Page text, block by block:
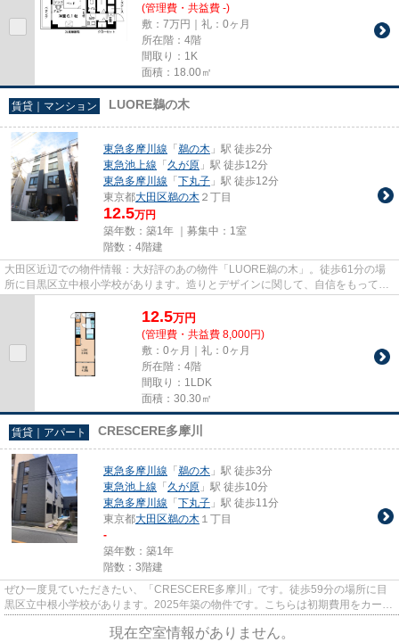
(管理費・共益費 -)
敷：7万円｜礼：0ヶ月
所在階：4階
間取り：1K
面積：18.00㎡
賃貸｜マンション LUORE鵜の木
東急多摩川線 「 鵜の木 」駅 徒歩2分
東急池上線 「 久が原 」駅 徒歩12分
東急多摩川線 「 下丸子 」駅 徒歩12分
東京都大田区鵜の木 ２丁目
12.5万円
築年数：築1年 ｜募集中： 1室
階数：4階建
大田区近辺での物件情報：大好評のあの物件「LUORE鵜の木」。徒歩61分の場
所に目黒区立中根小学校があります。造りとデザインに関して、自信をもって情
12.5万円
(管理費・共益費 8,000円)
敷：0ヶ月｜礼：0ヶ月
所在階：4階
間取り：1LDK
面積：30.30㎡
賃貸｜アパート CRESCERE多摩川
東急多摩川線 「 鵜の木 」駅 徒歩3分
東急池上線 「 久が原 」駅 徒歩10分
東急多摩川線 「 下丸子 」駅 徒歩11分
東京都大田区鵜の木 １丁目
-
築年数：築1年
階数：3階建
ぜひ一度見ていただきたい、「CRESCERE多摩川」です。徒歩59分の場所に目
黒区立中根小学校があります。2025年築の物件です。こちらは初期費用をカード
現在空室情報がありません。